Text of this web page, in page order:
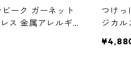
ーク ガーネット
ス 金属アレルギ
つけっ
ジカル
リー